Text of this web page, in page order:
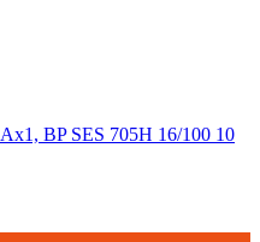
BP SES 705H 16/100 10